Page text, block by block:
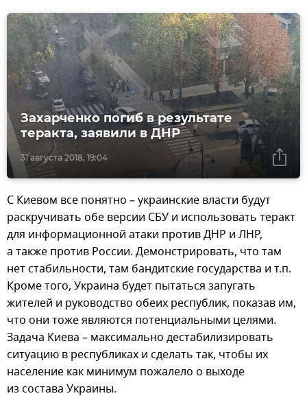
31 августа 2018, 19:04
Захарченко погиб в результате
теракта, заявили в ДНР
С Киевом все понятно – украинские власти будут
раскручивать обе версии СБУ и использовать теракт
для информационной атаки против ДНР и ЛНР,
а также против России. Демонстрировать, что там
нет стабильности, там бандитские государства и т.п.
Кроме того, Украина будет пытаться запугать
жителей и руководство обеих республик, показав им,
что они тоже являются потенциальными целями.
Задача Киева – максимально дестабилизировать
ситуацию в республиках и сделать так, чтобы их
население как минимум пожалело о выходе
из состава Украины.